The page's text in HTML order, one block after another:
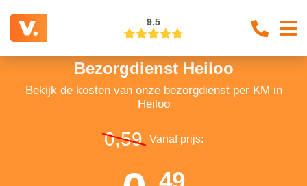
9.5
Bezorgdienst Heiloo
Bekijk de kosten van onze bezorgdienst per KM in
Heiloo
0,59 Vanaf prijs:
49